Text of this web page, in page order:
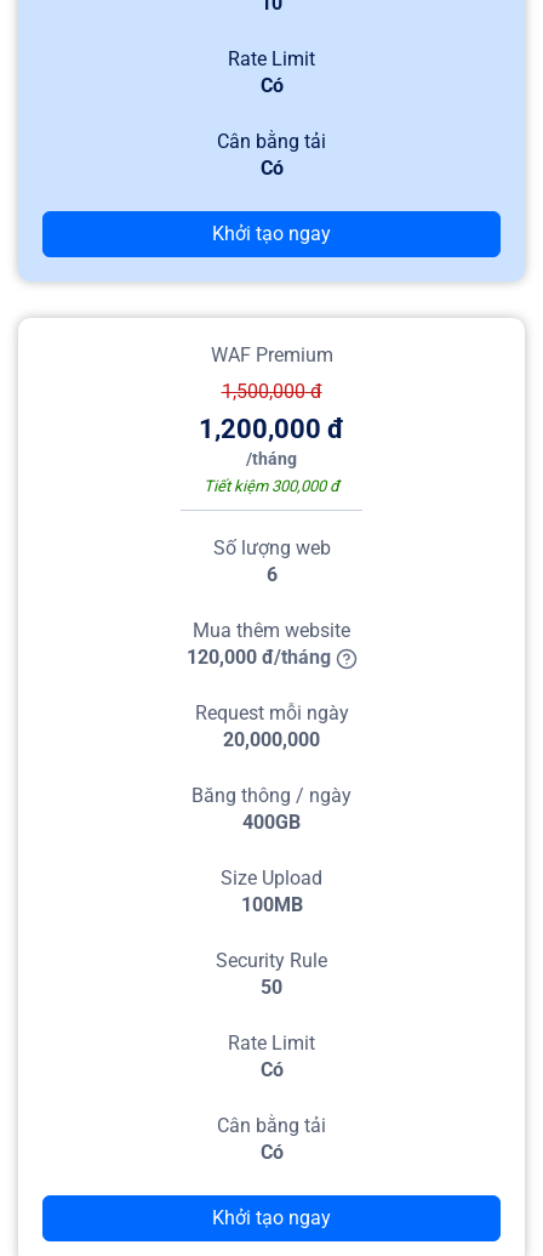
Rate Limit
Có
Cân bằng tải
Có
Khởi tạo ngay
WAF Premium
1,500,000đ
1,200,000 đ
/tháng
Tiết kiệm 300,000 đ
Số lượng web
6
Mua thêm website
120,000đ/tháng
Request mỗi ngày
20,000,000
Băng thông / ngày
400GB
Size Upload
100MB
Security Rule
50
Rate Limit
Có
Cân bằng tải
Có
Khởi tạo ngay